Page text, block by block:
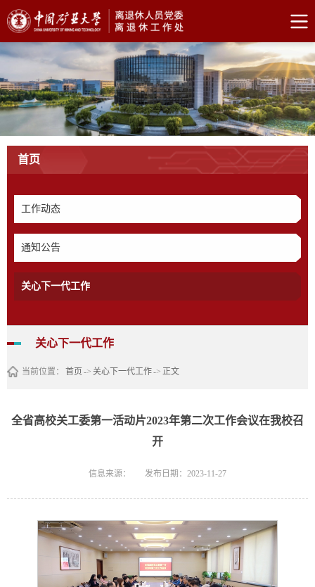
首页
工作动态
通知公告
关心下一代工作
关心下一代工作
当前位置： 首页 -> 关心下一代工作-> 正文
全省高校关工委第一活动片2023年第二次工作会议在我校召
开
信息来源： 发布日期：2023-11-27